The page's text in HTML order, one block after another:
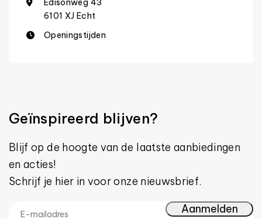
6101 XJ Echt
Openingstijden
Geïnspireerd blijven?
Blijf op de hoogte van de laatste aanbiedingen
en acties!
Schrijf je hier in voor onze nieuwsbrief.